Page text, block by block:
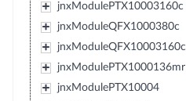
jnxModulePTX10003160c
jnxModuleQFX1000380c
jnxModuleQFX10003160c
jnxModulePTX1000136mr
jnxModulePTX10004